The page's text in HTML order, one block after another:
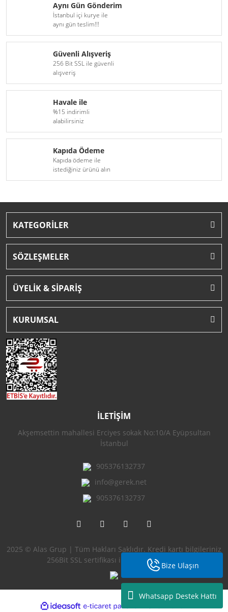
Whatsapp Destek Hattı
Aynı Gün Gönderim
İstanbul içi kurye ile
aynı gün teslim!!!
Güvenli Alışveriş
256 Bit SSL ile güvenli
alışveriş
Havale ile
%15 indirimli
alabilirsiniz
Kapıda Ödeme
Kapıda ödeme ile
istediğiniz ürünü alın
KATEGORİLER
SÖZLEŞMELER
ÜYELİK & SİPARİŞ
KURUMSAL
İLETİŞİM
Akşemsettin mahallesi Erciyes sokak No:10/A Eyüpsultan
İstanbul
905376132737
info@gerek.net
905376132737
2025 © Alas Grup | Tüm Hakları Saklıdır. Kredi kartı bilgileriniz
256Bit SSL sertifikası ile korunmaktadır.
Bize Ulaşın
ideasoft